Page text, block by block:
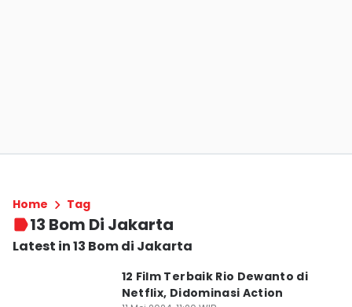
Home Tag
13 Bom Di Jakarta
Latest in 13 Bom di Jakarta
12 Film Terbaik Rio Dewanto di
Netflix, Didominasi Action